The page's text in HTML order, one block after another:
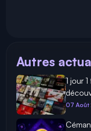
Autres
1 jour
07 Août